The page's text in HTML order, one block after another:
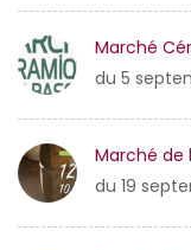
Marché
du 5
Marché de
du 19